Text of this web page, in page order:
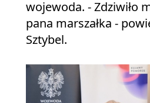
wojewoda. - Zdziwiło
pana marszałka -
Sztybel.